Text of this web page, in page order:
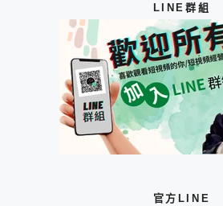
LINE群組
官方LINE